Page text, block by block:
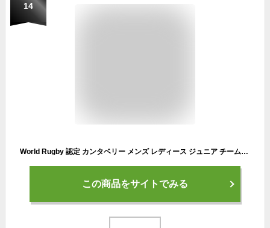
14
World Rugby 認定 カンタベリー メンズ レディース ジュニア チームヘッドギア TEAM HEADEAR ヘルメット型ヘッドキャップ ラグビーユニオン 送料無料 canterbury AA02168
この商品をサイトでみる